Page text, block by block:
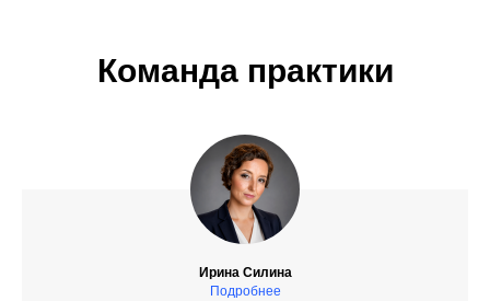
Команда практики
Ирина Силина
Подробнее